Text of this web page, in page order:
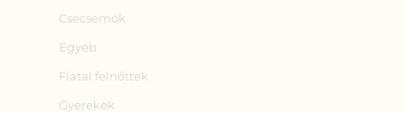
Csecsemők
Egyéb
Fiatal felnőttek
Gyerekek